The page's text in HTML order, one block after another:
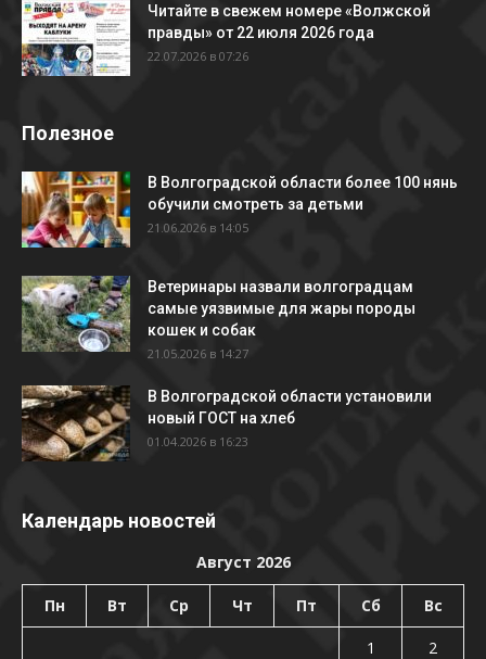
Читайте в свежем номере «Волжской
правды» от 22 июля 2026 года
22.07.2026 в 07:26
Полезное
В Волгоградской области более 100 нянь
обучили смотреть за детьми
21.06.2026 в 14:05
Ветеринары назвали волгоградцам
самые уязвимые для жары породы
кошек и собак
21.05.2026 в 14:27
В Волгоградской области установили
новый ГОСТ на хлеб
01.04.2026 в 16:23
Календарь новостей
Август 2026
Пн Вт Ср Чт Пт Сб Вс
1
2